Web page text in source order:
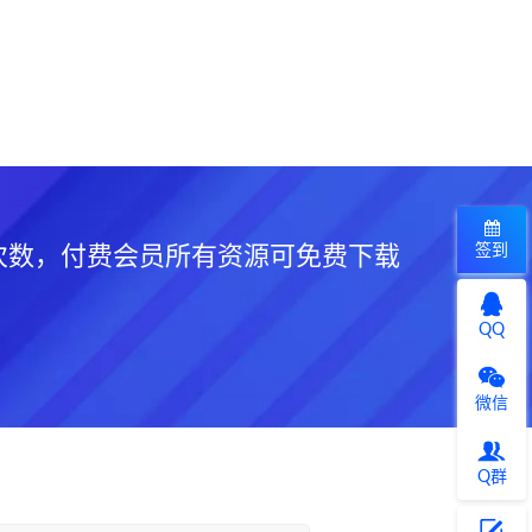
，付费会员所有资源可免费下载 签到
QQ
微信
Q群